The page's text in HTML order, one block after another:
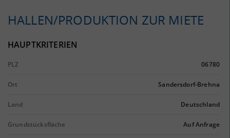
HALLEN/PRODUKTION ZUR MIETE
HAUPTKRITERIEN
PLZ 06780
Ort Sandersdorf-Brehna
Land Deutschland
Grundstücksfläche Auf Anfrage